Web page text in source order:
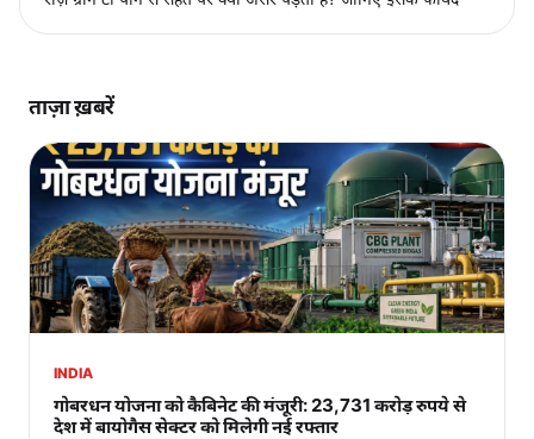
ताज़ा ख़बरें
INDIA
गोबरधन योजना को कैबिनेट की मंजूरी: 23,731 करोड़ रुपये से
देश में बायोगैस सेक्टर को मिलेगी नई रफ्तार